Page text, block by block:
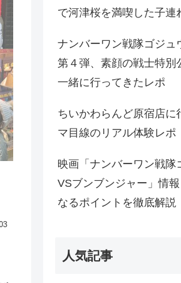
で河津桜を満喫した子連
ナンバーワン戦隊ゴジュ
第４弾、素顔の戦士特別
一緒に行ってきたレポ
ちいかわらんど原宿店に
マ目線のリアル体験レポ
映画「ナンバーワン戦隊
VSブンブンジャー」情
なるポイントを徹底解説
人気記事